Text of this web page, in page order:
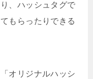
、ハッシュタグで
もらったりできる
オリジナルハッシ